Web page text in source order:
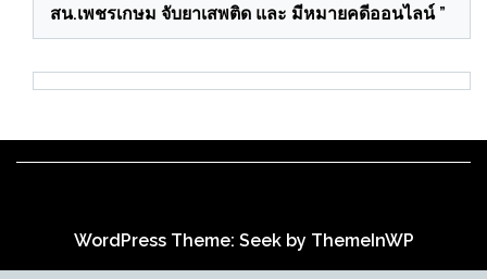
สน.เพชรเกษม จับยาเสพติด และ มีหมายคดีออนไลน์ ”
WordPress Theme: Seek by ThemeInWP